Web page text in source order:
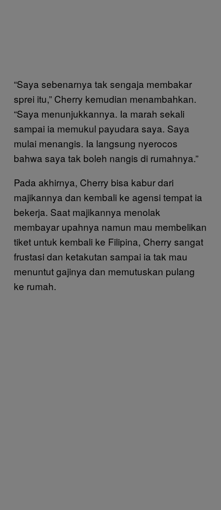
“Saya sebenarnya tak sengaja membakar
sprei itu,” Cherry kemudian menambahkan.
“Saya menunjukkannya. Ia marah sekali
sampai ia memukul payudara saya. Saya
mulai menangis. Ia langsung nyerocos
bahwa saya tak boleh nangis di rumahnya.”
Pada akhirnya, Cherry bisa kabur dari
majikannya dan kembali ke agensi tempat ia
bekerja. Saat majikannya menolak
membayar upahnya namun mau membelikan
tiket untuk kembali ke Filipina, Cherry sangat
frustasi dan ketakutan sampai ia tak mau
menuntut gajinya dan memutuskan pulang
ke rumah.